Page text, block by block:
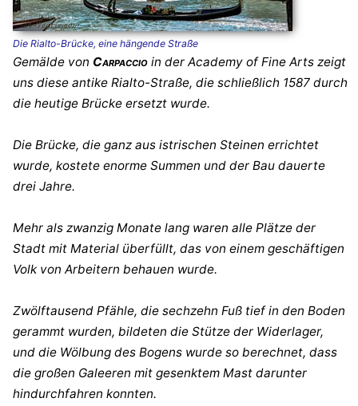
Die Rialto-Brücke, eine hängende Straße
Gemälde von Carpaccioin der Academy of Fine Arts zeigt
uns diese antike Rialto-Straße, die schließlich 1587 durch
die heutige Brücke ersetzt wurde.
Die Brücke, die ganz aus istrischen Steinen errichtet
wurde, kostete enorme Summen und der Bau dauerte
drei Jahre.
Mehr als zwanzig Monate lang waren alle Plätze der
Stadt mit Material überfüllt, das von einem geschäftigen
Volk von Arbeitern behauen wurde.
Zwölftausend Pfähle, die sechzehn Fuß tief in den Boden
gerammt wurden, bildeten die Stütze der Widerlager,
und die Wölbung des Bogens wurde so berechnet, dass
die großen Galeeren mit gesenktem Mast darunter
hindurchfahren konnten.